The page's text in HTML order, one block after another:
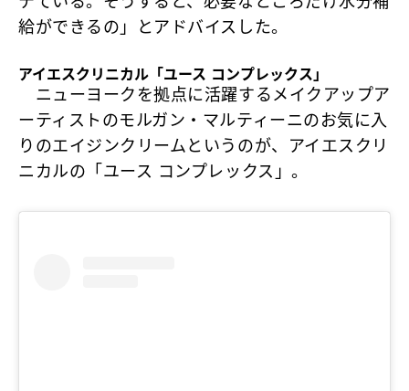
給ができるの」とアドバイスした。
アイエスクリニカル「ユース コンプレックス」
ニューヨークを拠点に活躍するメイクアップア
ーティストのモルガン・マルティーニのお気に入
りのエイジンクリームというのが、 アイエスクリ
ニカルの「ユース コンプレックス」。